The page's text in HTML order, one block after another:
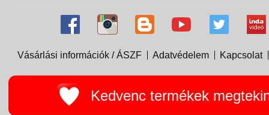
Vásárlási információk / ÁSZF Adatvédelem Kapcsolat
Kedvenc termékek